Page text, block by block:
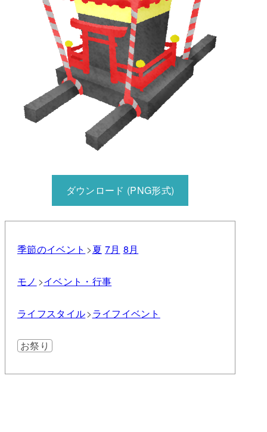
ダウンロード (PNG形式)
季節のイベント 夏 7月 8月
モノ イベント・行事
ライフスタイル ライフイベント
お祭り